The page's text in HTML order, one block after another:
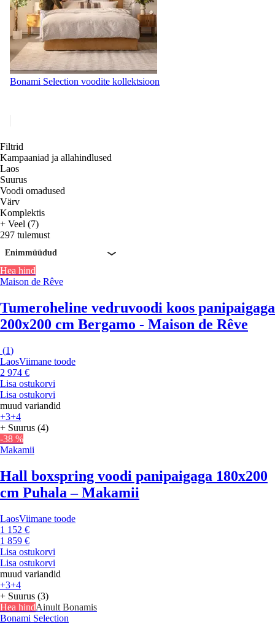
Bonami Selection voodite kollektsioon
Filtrid
Kampaaniad ja allahindlused
Laos
Suurus
Voodi omadused
Värv
Komplektis
+ Veel (7)
297 tulemust
Enimmüüdud
Hea hind
Maison de Rêve
Tumeroheline vedruvoodi koos panipaigaga
200x200 cm Bergamo - Maison de Rêve
(1)
LaosViimane toode
2 974 €
Lisa ostukorvi
Lisa ostukorvi
muud variandid
+3+4
+ Suurus (4)
-38 %
Makamii
Hall boxspring voodi panipaigaga 180x200
cm Puhala – Makamii
LaosViimane toode
1 152 €
1 859 €
Lisa ostukorvi
Lisa ostukorvi
muud variandid
+3+4
+ Suurus (3)
Hea hindAinult Bonamis
Bonami Selection